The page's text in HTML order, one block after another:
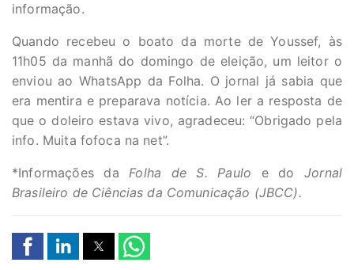
informação.
Quando recebeu o boato da morte de Youssef, às
11h05 da manhã do domingo de eleição, um leitor o
enviou ao WhatsApp da Folha. O jornal já sabia que
era mentira e preparava notícia. Ao ler a resposta de
que o doleiro estava vivo, agradeceu: “Obrigado pela
info. Muita fofoca na net”.
*Informações daFolha de S. Paulo e do Jornal
Brasileiro de Ciências da Comunicação (JBCC).